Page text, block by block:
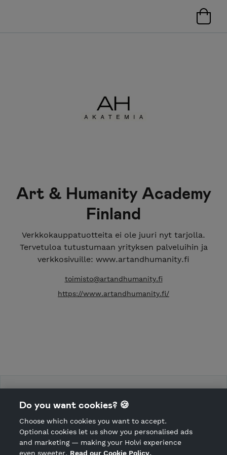
Art & Humanity Academy
Finland
Verkkokauppatuotteita ei ole juuri nyt tarjolla.
Tervetuloa tutustumaan yrityksen palveluihin ja
verkkosivuille: www.artandhumanity.fi
toimisto@artandhumanity.fi
https://www.artandhumanity.fi/
CANCEL ORDER
Do you want cookies? 🍪
Choose which cookies you want to accept.
Optional cookies let us show you personalised ads
and marketing — making your Holvi experience
even sweeter. Read our Cookie Policy.